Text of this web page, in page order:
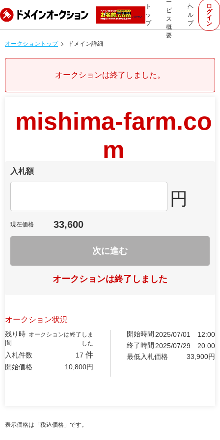
ト
ッ
プ
ー
ビ
ス
概
要
ヘ
ル
プ
ロ
グ
イ
ン
オークショントップ ドメイン詳細
オークションは終了しました。
mishima-farm.co
m
入札額
円
現在価格 33,600
次に進む
オークションは終了しました
オークション状況
残り時
間
オークションは終了しま
した
入札件数 17 件
開始価格 10,800円
開始時間 2025/07/01
12:00
終了時間 2025/07/29
20:00
最低入札価格
33,900円
表示価格は「税込価格」です。